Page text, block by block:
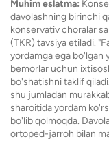
Muhim eslatma:
davolashning birinchi
konservativ choralar
(TKR) tavsiya etiladi.
yordamga ega bo'lgan
bemorlar uchun
bo'shatishni taklif
shu jumladan
sharoitida yordam
bo'lib qolmoqda.
ortoped-jarroh bilan